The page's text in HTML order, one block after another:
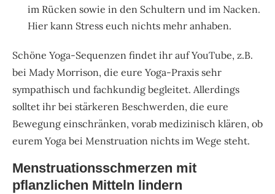
im Rücken sowie in den Schultern und im Nacken.
Hier kann Stress euch nichts mehr anhaben.
Schöne Yoga-Sequenzen findet ihr auf YouTube, z.B.
bei Mady Morrison, die eure Yoga-Praxis sehr
sympathisch und fachkundig begleitet. Allerdings
solltet ihr bei stärkeren Beschwerden, die eure
Bewegung einschränken, vorab medizinisch klären, ob
eurem Yoga bei Menstruation nichts im Wege steht.
Menstruationsschmerzen mit
pflanzlichen Mitteln lindern